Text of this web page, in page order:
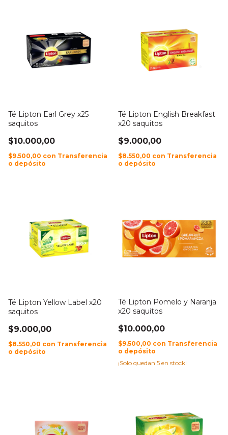
Té Lipton Earl Grey x25
saquitos
$10.000,00
$9.500,00 con Transferencia
o depósito
Té Lipton English Breakfast
x20 saquitos
$9.000,00
$8.550,00 con Transferencia
o depósito
Té Lipton Yellow Label x20
saquitos
$9.000,00
$8.550,00 con Transferencia
o depósito
Té Lipton Pomelo y Naranja
x20 saquitos
$10.000,00
$9.500,00 con Transferencia
o depósito
¡Solo quedan 5 en stock!